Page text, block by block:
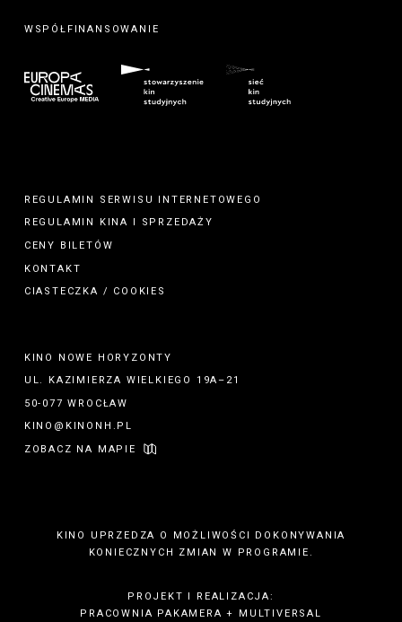
WSPÓŁFINANSOWANIE
REGULAMIN SERWISU INTERNETOWEGO
REGULAMIN
KINA
SPRZEDAŻY
CENY BILETÓW
KONTAKT
CIASTECZKA / COOKIES
KINO NOWE HORYZONTY
UL. KAZIMIERZA WIELKIEGO 19A–21
50-077 WROCŁAW
KINO@KINONH.PL
ZOBACZ NA MAPIE
KINO UPRZEDZA O MOŻLIWOŚCI DOKONYWANIA
KONIECZNYCH ZMIAN W PROGRAMIE.
PROJEKT I REALIZACJA:
PRACOWNIA PAKAMERA + MULTIVERSAL